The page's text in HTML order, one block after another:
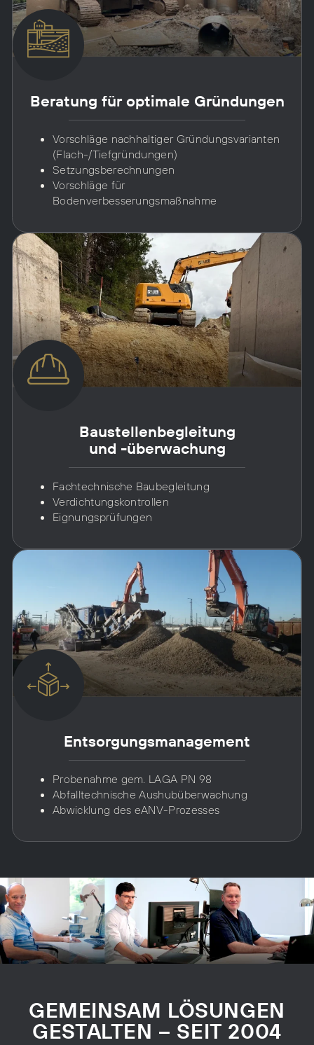
Beratung für optimale Gründungen
Vorschläge nachhaltiger Gründungsvarianten
(Flach-/Tiefgründungen)
Setzungsberechnungen
Vorschläge für
Bodenverbesserungsmaßnahme
Baustellen­begleitung
und -über­wachung
Fachtechnische Baubegleitung
Verdichtungskontrollen
Eignungsprüfungen
Entsorgungsmanagement
Probenahme gem. LAGA PN 98
Abfalltechnische Aushubüberwachung
Abwicklung des eANV-Prozesses
GEMEINSAM LÖSUNGEN
GESTALTEN – SEIT 2004